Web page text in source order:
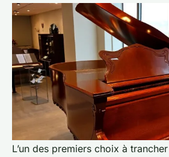
L’un des premiers choix à